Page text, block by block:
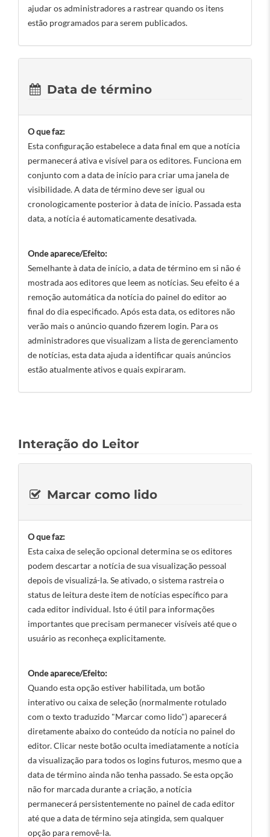
ajudar os administradores a rastrear quando os itens
estão programados para serem publicados.
Data de término
O que faz:
Esta configuração estabelece a data final em que a notícia
permanecerá ativa e visível para os editores. Funciona em
conjunto com a data de início para criar uma janela de
visibilidade. A data de término deve ser igual ou
cronologicamente posterior à data de início. Passada esta
data, a notícia é automaticamente desativada.
Onde aparece/Efeito:
Semelhante à data de início, a data de término em si não é
mostrada aos editores que leem as notícias. Seu efeito é a
remoção automática da notícia do painel do editor ao
final do dia especificado. Após esta data, os editores não
verão mais o anúncio quando fizerem login. Para os
administradores que visualizam a lista de gerenciamento
de notícias, esta data ajuda a identificar quais anúncios
estão atualmente ativos e quais expiraram.
Interação do Leitor
Marcar como lido
O que faz:
Esta caixa de seleção opcional determina se os editores
podem descartar a notícia de sua visualização pessoal
depois de visualizá-la. Se ativado, o sistema rastreia o
status de leitura deste item de notícias específico para
cada editor individual. Isto é útil para informações
importantes que precisam permanecer visíveis até que o
usuário as reconheça explicitamente.
Onde aparece/Efeito:
Quando esta opção estiver habilitada, um botão
interativo ou caixa de seleção (normalmente rotulado
com o texto traduzido "Marcar como lido") aparecerá
diretamente abaixo do conteúdo da notícia no painel do
editor. Clicar neste botão oculta imediatamente a notícia
da visualização para todos os logins futuros, mesmo que a
data de término ainda não tenha passado. Se esta opção
não for marcada durante a criação, a notícia
permanecerá persistentemente no painel de cada editor
até que a data de término seja atingida, sem qualquer
opção para removê-la.